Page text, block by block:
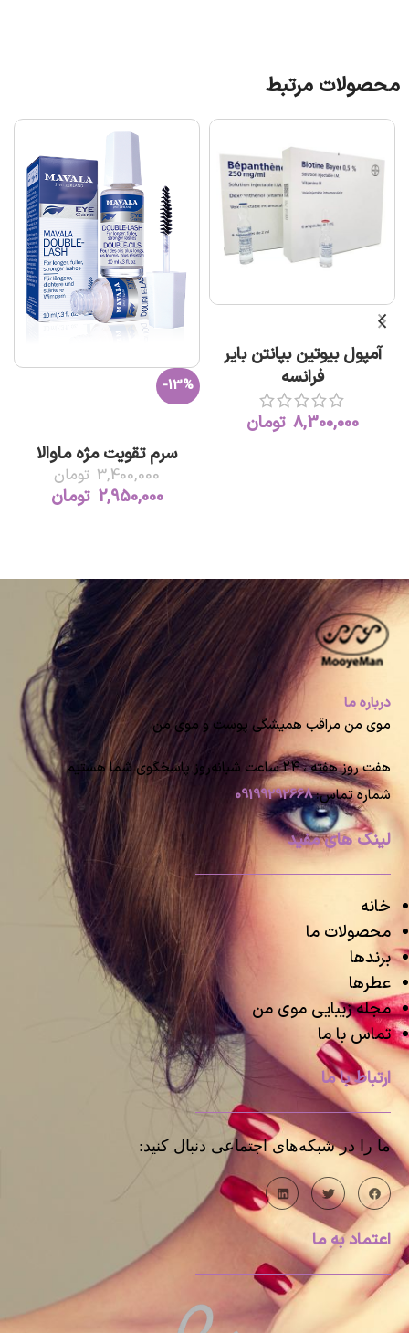
محصولات مرتبط
آمپول بیوتین بپانتن بایر
فرانسه
8,300,000 تومان
-13%
سرم تقویت مژه ماوالا
3,400,000 تومان
2,950,000 تومان
درباره ما
موی من مراقب همیشگی پوست و موی من
هفت روز هفته ، ۲۴ ساعت شبانه‌روز پاسخگوی شما هستیم
شماره تماس:09199292668
لینک های مفید
خانه
محصولات ما
برندها
عطرها
مجله زیبایی موی من
تماس با ما
ارتباط با ما
ما را در شبکه‌های اجتماعی دنبال کنید:
اعتماد به ما